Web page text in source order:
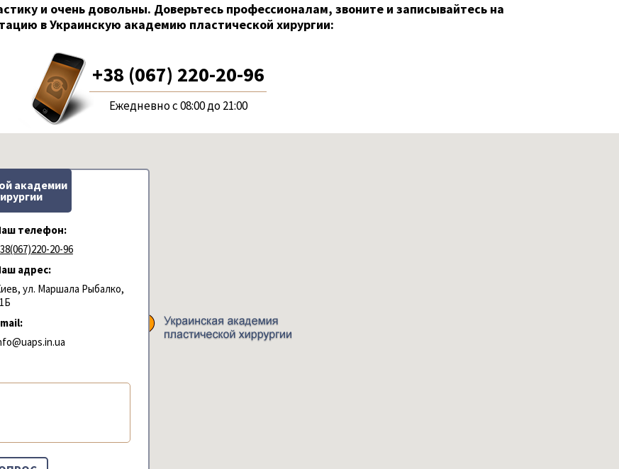
и очень довольны. Доверьтесь профессионалам, звоните и записывайтесь на
в Украинскую академию пластической хирургии:
+38 (067) 220-20-96
Ежедневно с 08:00 до 21:00
академии
телефон:
20-96
адрес:
ул. Маршала Рыбалко,